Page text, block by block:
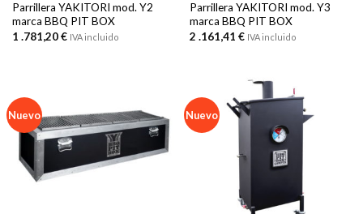
Parrillera YAKITORI mod. Y2
marca BBQ PIT BOX
1 .781,20€ IVA incluido
Parrillera YAKITORI mod. Y3
marca BBQ PIT BOX
2 .161,41 € IVA incluido
Nuevo Nuevo